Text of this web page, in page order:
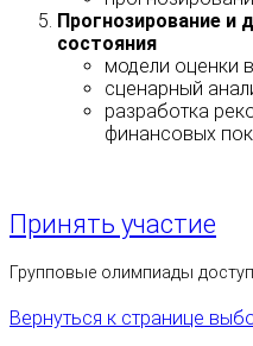
Прогнозирование и
состояния
модели оценки
сценарный
разработка
финансовых
Принять участие
Групповые олимпиады
Вернуться к странице